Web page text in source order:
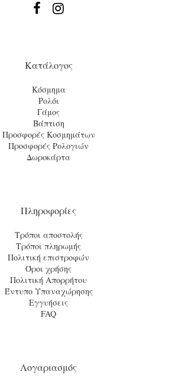
 
Κατάλογος
Κόσμημα
Ρολόι
Γάμος
Βάπτιση
Προσφορές Κοσμημάτων
Προσφορές Ρολογιών
Δωροκάρτα
Πληροφορίες
Τρόποι αποστολής
Τρόποι πληρωμής
Πολιτική επιστροφών
Όροι χρήσης
Πολιτική Απορρήτου
Έντυπο Υπαναχώρησης
Εγγυήσεις
FAQ
Λογαριασμός